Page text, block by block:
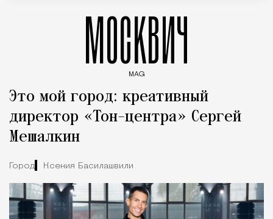
МОСКВИЧ
MAG
Это мой город: креативный
директор «Тон-центра» Сергей
Мешалкин
Город Ксения Басилашвили